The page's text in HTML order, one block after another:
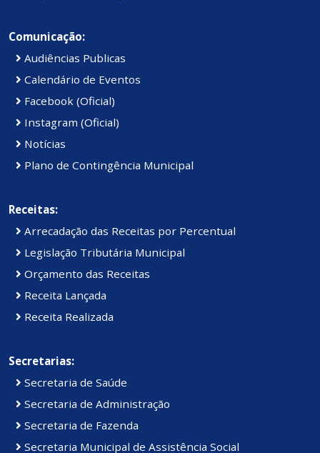
Comunicação:
Audiências Publicas
Calendário de Eventos
Facebook (Oficial)
Instagram (Oficial)
Notícias
Plano de Contingência Municipal
Receitas:
Arrecadação das Receitas por Percentual
Legislação Tributária Municipal
Orçamento das Receitas
Receita Lançada
Receita Realizada
Secretarias:
Secretaria de Saúde
Secretaria de Administração
Secretaria de Fazenda
Secretaria Municipal de Assistência Social